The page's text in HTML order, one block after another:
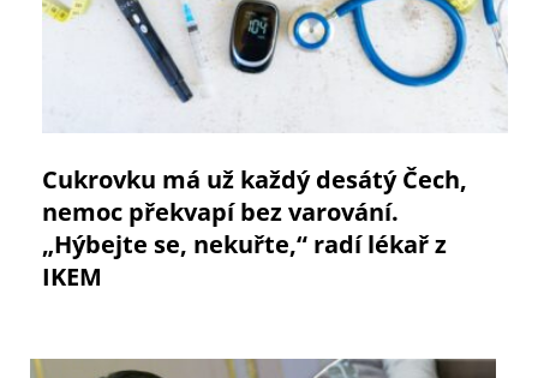
Cukrovku má už každý desátý Čech,
nemoc překvapí bez varování.
„Hýbejte se, nekuřte,“ radí lékař z
IKEM